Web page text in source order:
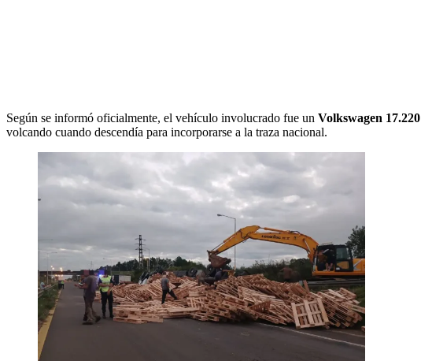
Según se informó oficialmente, el vehículo involucrado fue un Volkswagen 17.220
volcando cuando descendía para incorporarse a la traza nacional.